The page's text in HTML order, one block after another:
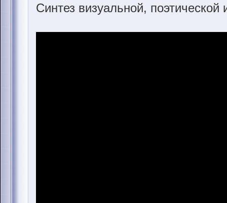
Синтез визуальной,